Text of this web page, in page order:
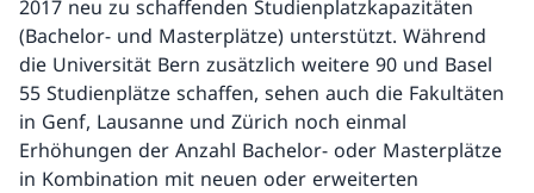
2017 neu zu schaffenden Studienplatzkapazitäten
(Bachelor- und Masterplätze) unterstützt. Während
die Universität Bern zusätzlich weitere 90 und Basel
55 Studienplätze schaffen, sehen auch die Fakultäten
in Genf, Lausanne und Zürich noch einmal
Erhöhungen der Anzahl Bachelor- oder Masterplätze
in Kombination mit neuen oder erweiterten